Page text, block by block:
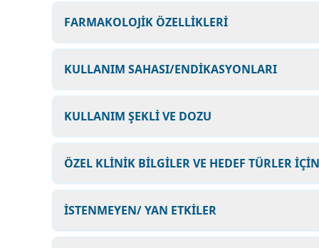
FARMAKOLOJİK ÖZELLİKLERİ
KULLANIM SAHASI/ENDİKASYONLARI
KULLANIM ŞEKLİ VE DOZU
ÖZEL KLİNİK BİLGİLER VE HEDEF TÜRLER
İSTENMEYEN/ YAN ETKİLER